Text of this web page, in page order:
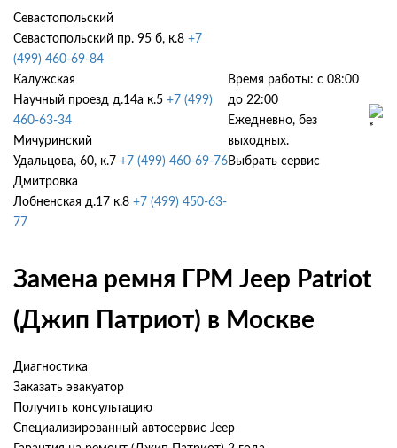
Севастопольский
Севастопольский пр. 95 б, к.8 +7
(499) 460-69-84
Калужская
Научный проезд д.14а к.5 +7 (499)
460-63-34
Мичуринский
Удальцова, 60, к.7 +7 (499) 460-69-76
Дмитровка
Лобненская д.17 к.8 +7 (499) 450-63-
77
Время работы: с 08:00
до 22:00
Ежедневно, без
выходных.
Выбрать сервис
Замена ремня ГРМ Jeep Patriot
(Джип Патриот) в Москве
Диагностика
Заказать эвакуатор
Получить консультацию
Специализированный автосервис Jeep